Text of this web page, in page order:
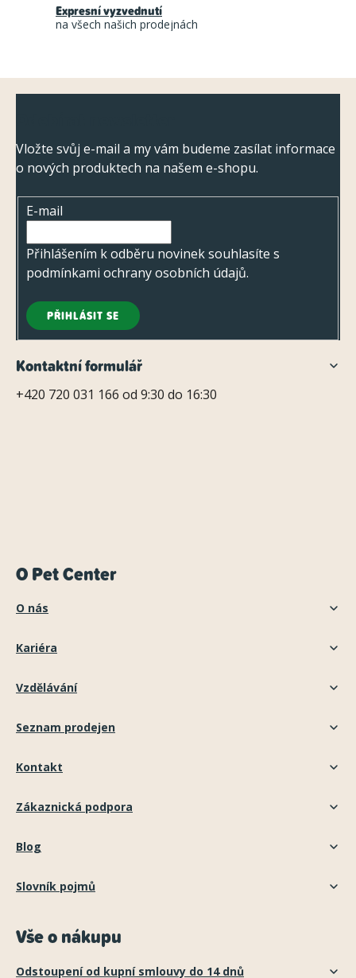
p
r
k
ý
p
i
Expresní vyzvednutí
na všech našich prodejnách
Vložte svůj e-mail a my vám budeme zasílat informace
o nových produktech na našem e-shopu.
E-mail
Přihlášením k odběru novinek souhlasíte s
podmínkami ochrany osobních údajů.
PŘIHLÁSIT SE
Kontaktní formulář
+420 720 031 166 od 9:30 do 16:30
O Pet Center
O nás
Kariéra
Vzdělávání
Seznam prodejen
Kontakt
Zákaznická podpora
Blog
Slovník pojmů
Vše o nákupu
Odstoupení od kupní smlouvy do 14 dnů